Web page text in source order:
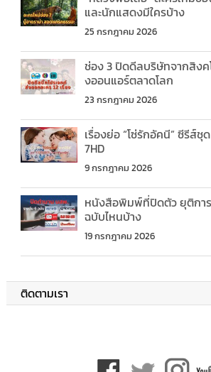
และนักแสดงมีใครบ้าง
25 กรกฎาคม 2026
ช่อง 3 ปิดดีลบริษัทจากสิงค
งออนแอร์ตลาดโลก
23 กรกฎาคม 2026
เรื่องย่อ “โซ่รักอัคนี” ซีรีส์
7HD
9 กรกฎาคม 2026
หนังสือพิมพ์ที่ปิดตัว ยุติกา
ฉบับไหนบ้าง
19 กรกฎาคม 2026
ติดตามเรา